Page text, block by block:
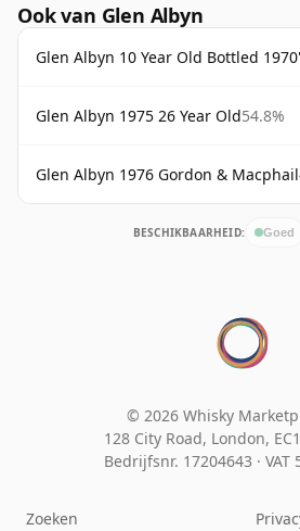
Ook van Glen Albyn
Glen Albyn 10 Year Old Bottled
Glen Albyn 1975 26 Year Old54.8%
Glen Albyn 1976 Gordon & Macphail
BESCHIKBAARHEID: Goed
© 2026 Whisky
128 City Road, London,
Bedrijfsnr. 17204643 · VAT
Zoeken